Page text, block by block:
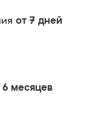
от 7 дней
6 месяцев